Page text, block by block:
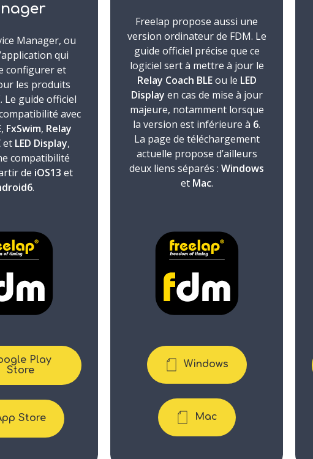
Manager, ou
qui
configurer et
les produits
Le guide officiel
avec
, FxSwim, Relay
et LED Display,
compatibilité
de iOS13 et
.
Play
Store
Store
Freelap propose aussi une
version ordinateur de FDM. Le
guide officiel précise que ce
logiciel sert à mettre à jour le
Relay Coach BLEou le LED
Display en cas de mise à jour
majeure, notamment lorsque
la version est inférieure à 6.
La page de téléchargement
actuelle propose d’ailleurs
deux liens séparés :Windows
et Mac.
Windows
Mac